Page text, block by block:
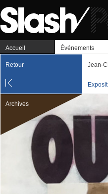
Accueil Événements
Retour Jean-
Archives